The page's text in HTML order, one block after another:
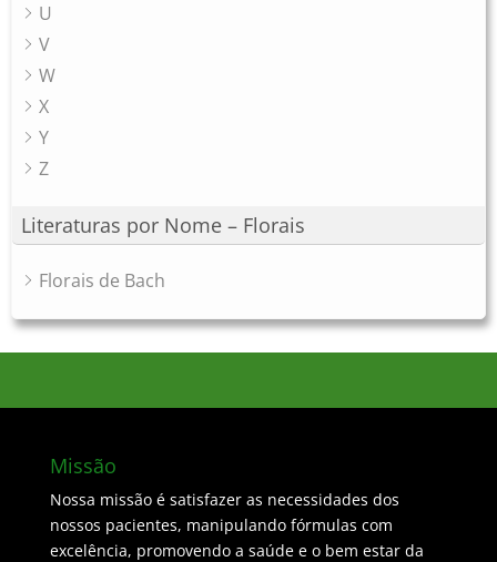
U
V
W
X
Y
Z
Literaturas por Nome – Florais
Florais de Bach
Missão
Nossa missão é satisfazer as necessidades dos
nossos pacientes, manipulando fórmulas com
excelência, promovendo a saúde e o bem estar da